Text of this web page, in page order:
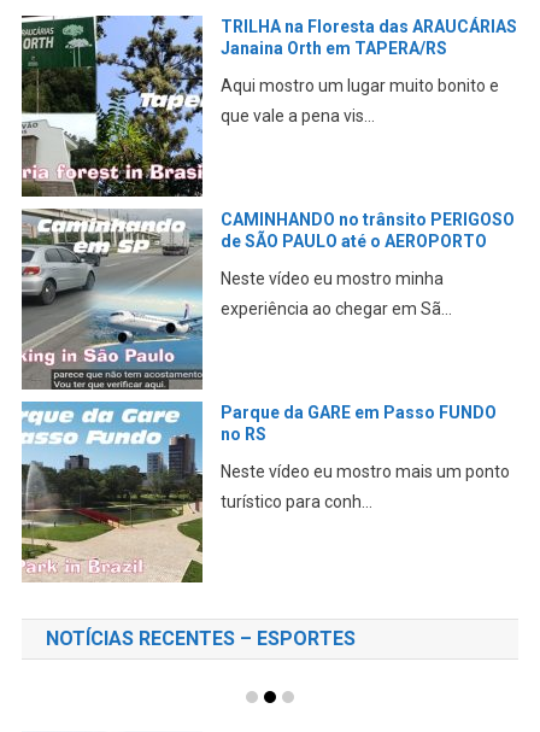
TRILHA na Floresta das ARAUCÁRIAS
Janaina Orth em TAPERA/RS
Aqui mostro um lugar muito bonito e
que vale a pena vis...
CAMINHANDO no trânsito PERIGOSO
de SÃO PAULO até o AEROPORTO
Neste vídeo eu mostro minha
experiência ao chegar em Sã...
Parque da GARE em Passo FUNDO
no RS
Neste vídeo eu mostro mais um ponto
turístico para conh...
NOTÍCIAS RECENTES – ESPORTES